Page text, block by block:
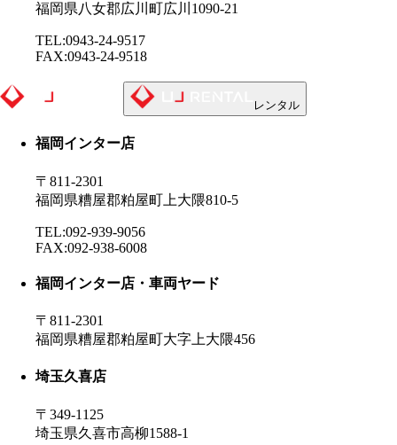
福岡県八女郡広川町広川1090-21
TEL:0943-24-9517
FAX:0943-24-9518
レンタル
福岡インター店
〒811-2301
福岡県糟屋郡粕屋町上大隈810-5
TEL:092-939-9056
FAX:092-938-6008
福岡インター店・車両ヤード
〒811-2301
福岡県糟屋郡粕屋町大字上大隈456
埼玉久喜店
〒349-1125
埼玉県久喜市高柳1588-1